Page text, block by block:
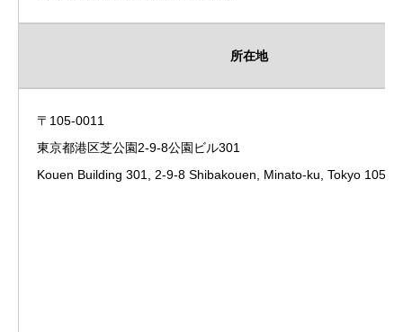
所在地
〒105-0011
東京都港区芝公園2-9-8公園ビル301
Kouen Building 301, 2-9-8 Shibakouen, Minato-ku, Tokyo 105-